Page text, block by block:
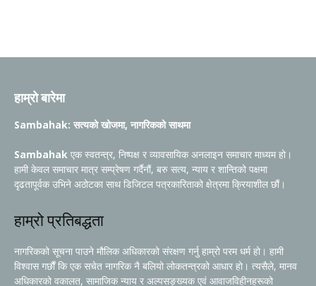
हाम्रो बारेमा
Sambahak: सत्यको खोजमा, नागरिकको साथमा
Sambahak एक स्वतन्त्र, निष्पक्ष र व्यावसायिक अनलाइन समाचार माध्यम हो।
हामी केवल समाचार मात्र सम्प्रेषण गर्दैनौं, बरु सत्य, न्याय र शान्तिको पक्षमा
दृढतापूर्वक उभिने अठोटका साथ डिजिटल पत्रकारिताको क्षेत्रमा क्रियाशील छौं।
हाम्रो प्रतिबद्धता
नागरिकको सूचना पाउने मौलिक अधिकारको संरक्षण गर्नु हाम्रो परम धर्म हो। हामी
विश्वास गर्छौं कि एक सचेत नागरिक नै बलियो लोकतन्त्रको आधार हो। त्यसैले, मानव
अधिकारको वकालत, सामाजिक न्याय र अल्पसङ्ख्यक एवं आवाजविहीनहरूको